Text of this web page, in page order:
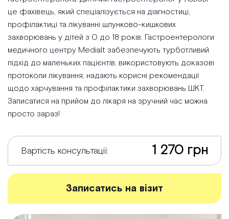
це фахівець, який спеціалізується на діагностиці,
профілактиці та лікуванні шлунково-кишкових
захворювань у дітей з 0 до 18 років. Гастроентерологи
медичного центру Medialt забезпечують турботливий
підхід до маленьких пацієнтів, використовують доказові
протоколи лікування, надають корисні рекомендації
щодо харчування та профілактики захворювань ШКТ.
Записатися на прийом до лікаря на зручний час можна
просто зараз!
Вартість консультації: 1 270 грн
Записатись на візит